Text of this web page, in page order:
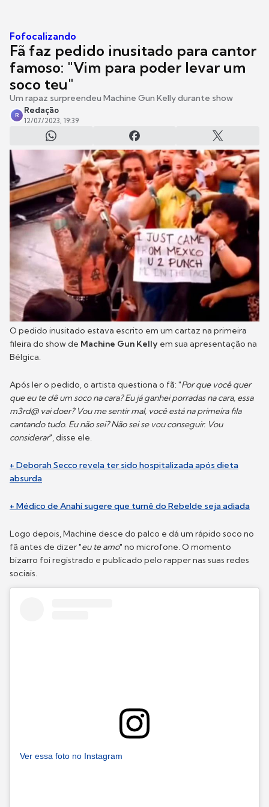
Fofocalizando
Fã faz pedido inusitado para cantor
famoso: "Vim para poder levar um
soco teu"
Um rapaz surpreendeu Machine Gun Kelly durante show
R
Redação
12/07/2023, 19:39
O pedido inusitado estava escrito em um cartaz na primeira
fileira do show de Machine Gun Kelly em sua apresentação na
Bélgica.
Após ler o pedido, o artista questiona o fã: "Por que você quer
que eu te dê um soco na cara? Eu já ganhei porradas na cara, essa
m3rd@ vai doer? Vou me sentir mal, você está na primeira fila
cantando tudo. Eu não sei? Não sei se vou conseguir. Vou
considerar", disse ele.
+ Deborah Secco revela ter sido hospitalizada após dieta
absurda
+ Médico de Anahí sugere que turnê do Rebelde seja adiada
Logo depois, Machine desce do palco e dá um rápido soco no
fã antes de dizer "eu te amo" no microfone. O momento
bizarro foi registrado e publicado pelo rapper nas suas redes
sociais.
Ver essa foto no Instagram